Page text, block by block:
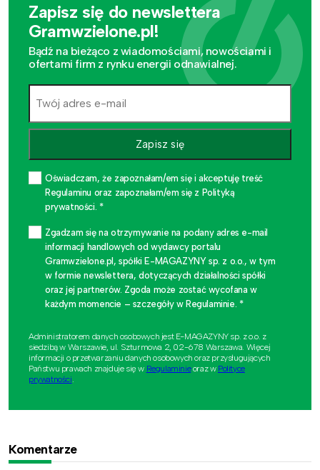
Zapisz się do newslettera
Gramwzielone.pl!
Bądź na bieżąco z wiadomościami, nowościami i
ofertami firm z rynku energii odnawialnej.
Zapisz się
Oświadczam, że zapoznałam/em się i akceptuję treść
Regulaminu oraz zapoznałam/em się z Polityką
prywatności. *
Zgadzam się na otrzymywanie na podany adres e-mail
informacji handlowych od wydawcy portalu
Gramwzielone.pl, spółki E-MAGAZYNY sp. z o.o., w tym
w formie newslettera, dotyczących działalności spółki
oraz jej partnerów. Zgoda może zostać wycofana w
każdym momencie – szczegóły w Regulaminie. *
Administratorem danych osobowych jest E-MAGAZYNY sp. z o.o. z
siedzibą w Warszawie, ul. Szturmowa 2, 02-678 Warszawa. Więcej
informacji o przetwarzaniu danych osobowych oraz przysługujących
Państwu prawach znajduje się w Regulaminieoraz w Polityce
prywatności.
Komentarze